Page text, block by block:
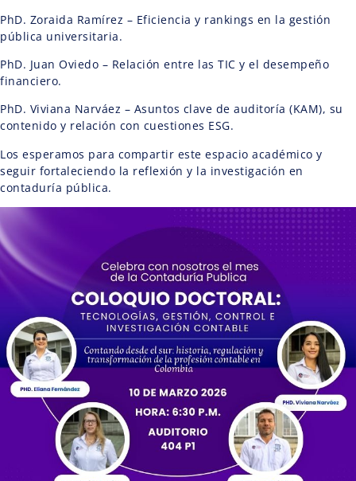
PhD. Zoraida Ramírez – Eficiencia y rankings en la gestión
pública universitaria.
PhD. Juan Oviedo – Relación entre las TIC y el desempeño
financiero.
PhD. Viviana Narváez – Asuntos clave de auditoría (KAM), su
contenido y relación con cuestiones ESG.
Los esperamos para compartir este espacio académico y
seguir fortaleciendo la reflexión y la investigación en
contaduría pública.